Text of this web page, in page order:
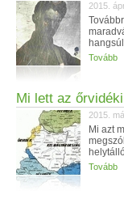
2015.
Tovább
Mi lett az
2015.
Mi azt
Tovább